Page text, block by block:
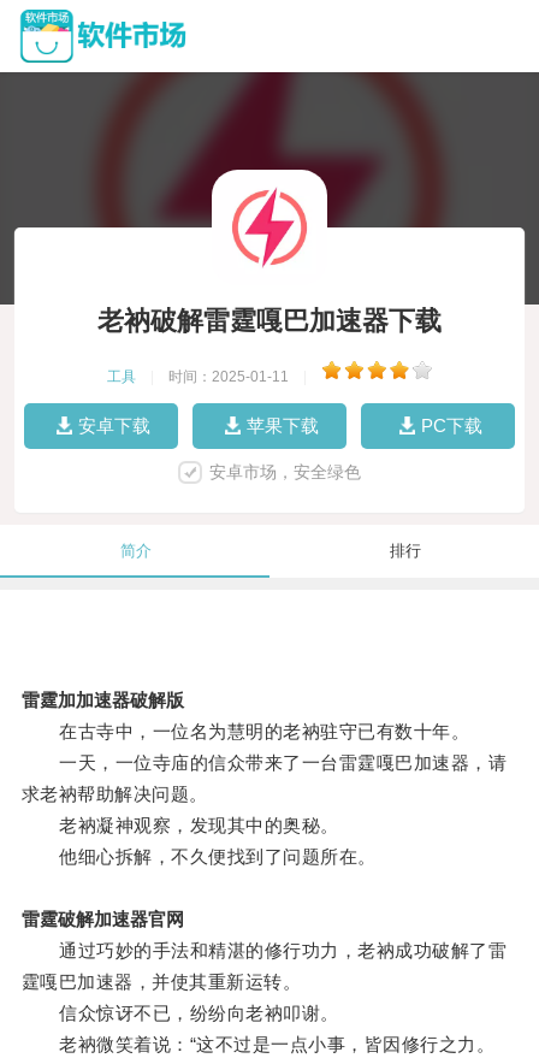
老衲破解雷霆嘎巴加速器下载
工具 时间：2025-01-11
安卓下载 苹果下载 PC下载
安卓市场，安全绿色
简介 排行
雷霆加加速器破解版
在古寺中，一位名为慧明的老衲驻守已有数十年。
一天，一位寺庙的信众带来了一台雷霆嘎巴加速器，请
求老衲帮助解决问题。
老衲凝神观察，发现其中的奥秘。
他细心拆解，不久便找到了问题所在。
雷霆破解加速器官网
通过巧妙的手法和精湛的修行功力，老衲成功破解了雷
霆嘎巴加速器，并使其重新运转。
信众惊讶不已，纷纷向老衲叩谢。
老衲微笑着说：“这不过是一点小事，皆因修行之力。